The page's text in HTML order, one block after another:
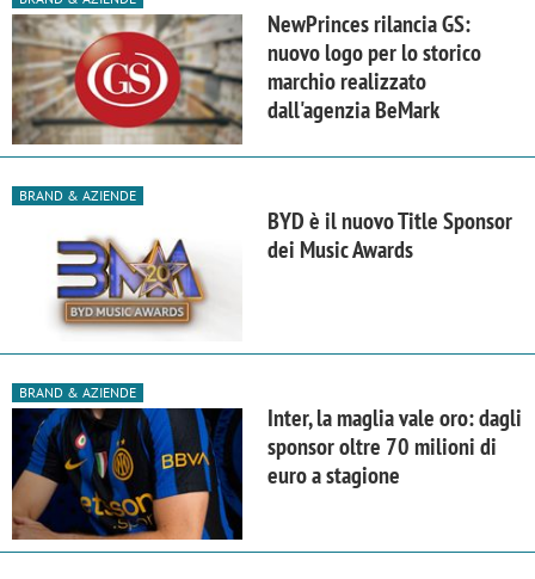
NewPrinces rilancia GS:
nuovo logo per lo storico
marchio realizzato
dall'agenzia BeMark
BRAND & AZIENDE
BYD è il nuovo Title Sponsor
dei Music Awards
BRAND & AZIENDE
Inter, la maglia vale oro: dagli
sponsor oltre 70 milioni di
euro a stagione